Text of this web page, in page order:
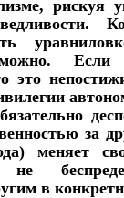
рискуя
Если
это
за
меняет
не
в